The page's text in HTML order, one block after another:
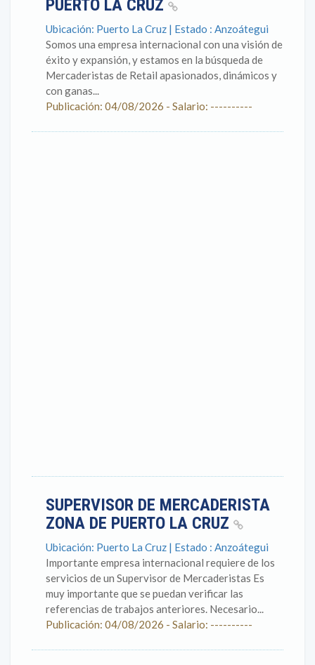
PUERTO LA CRUZ
Ubicación: Puerto La Cruz | Estado : Anzoátegui
Somos una empresa internacional con una visión de
éxito y expansión, y estamos en la búsqueda de
Mercaderistas de Retail apasionados, dinámicos y
con ganas...
Publicación: 04/08/2026 - Salario: ----------
SUPERVISOR DE MERCADERISTA
ZONA DE PUERTO LA CRUZ
Ubicación: Puerto La Cruz | Estado : Anzoátegui
Importante empresa internacional requiere de los
servicios de un Supervisor de Mercaderistas Es
muy importante que se puedan verificar las
referencias de trabajos anteriores. Necesario...
Publicación: 04/08/2026 - Salario: ----------